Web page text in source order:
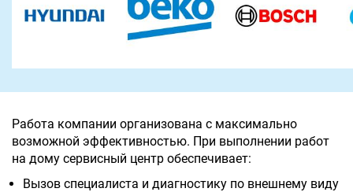
Работа компании организована с максимально
возможной эффективностью. При выполнении работ
на дому сервисный центр обеспечивает:
Вызов специалиста и диагностику по внешнему виду